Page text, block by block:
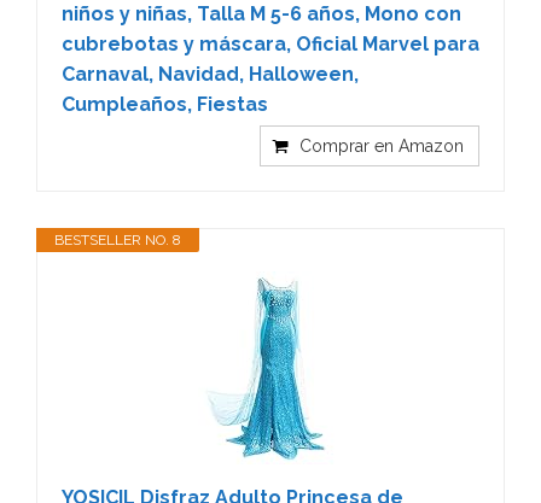
niños y niñas, Talla M 5-6 años, Mono con
cubrebotas y máscara, Oficial Marvel para
Carnaval, Navidad, Halloween,
Cumpleaños, Fiestas
Comprar en Amazon
BESTSELLER NO. 8
YOSICIL Disfraz Adulto Princesa de